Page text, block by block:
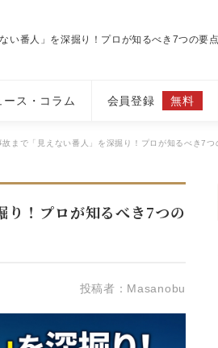
い番人」を深掘り！プロが知るべき7つの要点
ース・コラム 会員登録 無料
まで「見えない番人」を深掘り！プロが知るべき7つ
り！プロが知るべき7つの
投稿者：Masanobu